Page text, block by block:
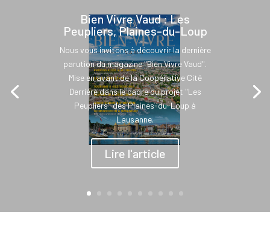
Bien Vivre Vaud : Les
Peupliers, Plaines-du-Loup
Nous vous invitons à découvrir la dernière
parution du magazine "Bien Vivre Vaud".
Mise en avant de la Coopérative Cité
Derrière dans le cadre du projet "Les
Peupliers" des Plaines-du-Loup à
Lausanne.
Lire l'article